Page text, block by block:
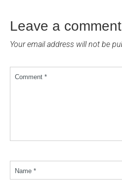
Leave a comment
Your email address will not be
Comment *
Name *